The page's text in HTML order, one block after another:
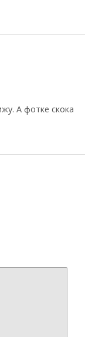
А фотке скока